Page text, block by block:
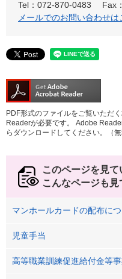
Tel：072-870-0483
Fax
メールでのお問い合わせは
PDF形式のファイルをご覧いただ
Readerが必要です。
Adobe
らダウンロードしてください。（無
このページを見て
こんなページも見
マンホールカードの配布に
児童手当
高等職業訓練促進給付金等